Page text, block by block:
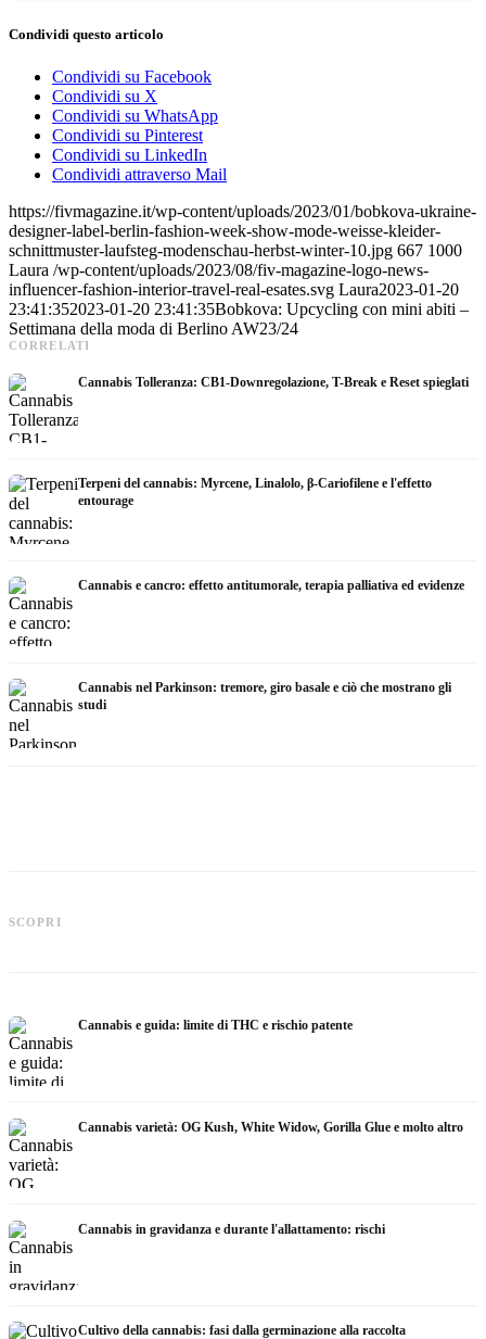
Condividi questo articolo
Condividi su Facebook
Condividi su X
Condividi su WhatsApp
Condividi su Pinterest
Condividi su LinkedIn
Condividi attraverso Mail
https://fivmagazine.it/wp-content/uploads/2023/01/bobkova-ukraine-
designer-label-berlin-fashion-week-show-mode-weisse-kleider-
schnittmuster-laufsteg-modenschau-herbst-winter-10.jpg 667 1000
Laura /wp-content/uploads/2023/08/fiv-magazine-logo-news-
influencer-fashion-interior-travel-real-esates.svg Laura2023-01-20
23:41:352023-01-20 23:41:35Bobkova: Upcycling con mini abiti –
Settimana della moda di Berlino AW23/24
CORRELATI
Cannabis Tolleranza: CB1-Downregolazione, T-Break e Reset spieglati
Terpeni del cannabis: Myrcene, Linalolo, β-Cariofilene e l'effetto
entourage
Cannabis e cancro: effetto antitumorale, terapia palliativa ed evidenze
Cannabis nel Parkinson: tremore, giro basale e ciò che mostrano gli
studi
SCOPRI
gli studi
Cannabis e guida: limite di THC e rischio patente
Cannabis varietà: OG Kush, White Widow, Gorilla Glue e molto altro
Cannabis in gravidanza e durante l'allattamento: rischi
Cultivo della cannabis: fasi dalla germinazione alla raccolta